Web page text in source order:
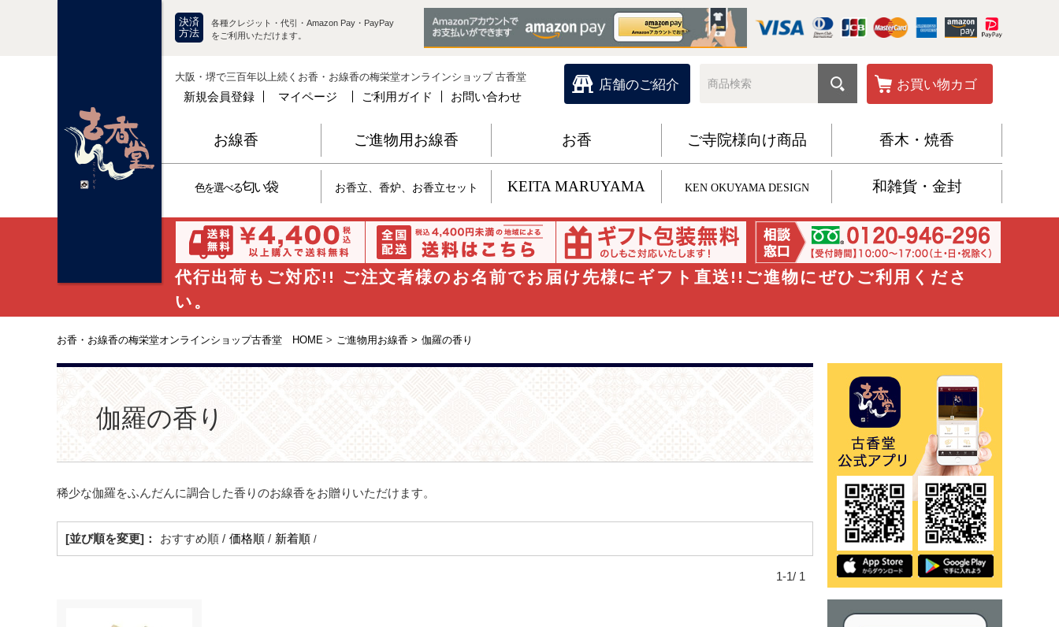
決済
方法
各種クレジット・代引・Amazon Pay・PayPay
をご利用いただけます。
大阪・堺で三百年以上続くお香・お線香の梅栄堂オンラインショップ 古香堂
新規会員登録 マイページ ご利用ガイド お問い合わせ
店舗のご紹介 お買い物カゴ
お線香 ご進物用お線香 お香 ご寺院様向け商品 香木・焼香
色を選べる匂い袋 お香立、香炉、お香立セット KEITA MARUYAMA KEN OKUYAMA DESIGN 和雑貨・金封
代行出荷もご対応!! ご注文者様のお名前でお届け先様にギフト直送!!ご進物にぜひご利用くださ
い。
お香・お線香の梅栄堂オンラインショップ古香堂 HOME > ご進物用お線香 > 伽羅の香り
伽羅の香り
稀少な伽羅をふんだんに調合した香りのお線香をお贈りいただけます。
[並び順を変更]： おすすめ順 / 価格順 / 新着順 /
1-1/ 1